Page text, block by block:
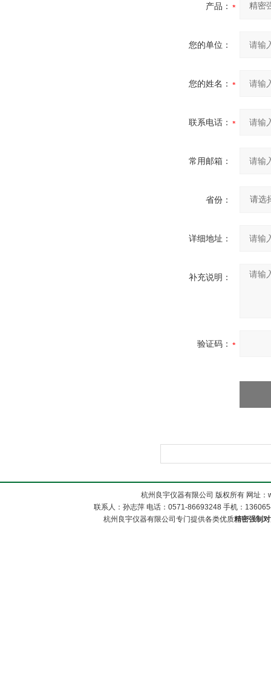
产品：
您的单位：
您的姓名：
联系电话：
常用邮箱：
省份：
详细地址：
补充说明：
验证码：
杭州良宇仪器有限公司 版权所有 网址
联系人：孙志萍 电话：0571-86693248 手机：
杭州良宇仪器有限公司专门提供各类优质精密强制